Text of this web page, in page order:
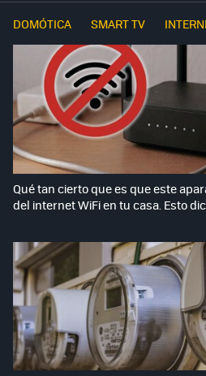
DOMÓTICA SMART TV
Qué tan cierto que es que este
del internet WiFi en tu casa. Esto